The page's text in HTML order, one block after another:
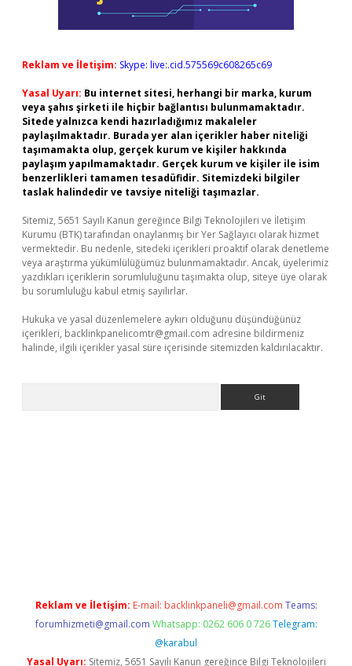
Reklam ve İletişim: Skype: live:.cid.575569c608265c69
Yasal Uyarı: Bu internet sitesi, herhangi bir marka, kurum
veya şahıs şirketi ile hiçbir bağlantısı bulunmamaktadır.
Sitede yalnızca kendi hazırladığımız makaleler
paylaşılmaktadır. Burada yer alan içerikler haber niteliği
taşımamakta olup, gerçek kurum ve kişiler hakkında
paylaşım yapılmamaktadır. Gerçek kurum ve kişiler ile isim
benzerlikleri tamamen tesadüfidir. Sitemizdeki bilgiler
taslak halindedir ve tavsiye niteliği taşımazlar.
Sitemiz, 5651 Sayılı Kanun gereğince Bilgi Teknolojileri ve İletişim
Kurumu (BTK) tarafından onaylanmış bir Yer Sağlayıcı olarak hizmet
vermektedir. Bu nedenle, sitedeki içerikleri proaktif olarak denetleme
veya araştırma yükümlülüğümüz bulunmamaktadır. Ancak, üyelerimiz
yazdıkları içeriklerin sorumluluğunu taşımakta olup, siteye üye olarak
bu sorumluluğu kabul etmiş sayılırlar.
Hukuka ve yasal düzenlemelere aykırı olduğunu düşündüğünüz
içerikleri, backlinkpanelicomtr@gmail.com adresine bildirmeniz
halinde, ilgili içerikler yasal süre içerisinde sitemizden kaldırılacaktır.
Reklam ve İletişim: E-mail: backlinkpaneli@gmail.com Teams:
forumhizmeti@gmail.com Whatsapp: 0262 606 0 726 Telegram:
@karabul
Yasal Uyarı: Sitemiz, 5651 Sayılı Kanun gereğince Bilgi Teknolojileri